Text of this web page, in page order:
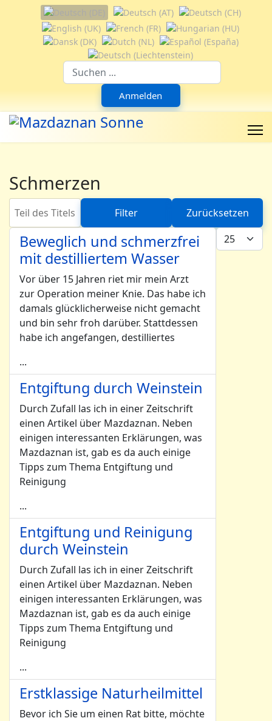
Sprache auswählen
Anmelden
Schmerzen
Teil des Titels eingeben
Filter
Zurücksetzen
Anzeige #
Beweglich und schmerzfrei
mit destilliertem Wasser
Vor über 15 Jahren riet mir mein Arzt
zur Operation meiner Knie. Das habe ich
damals glücklicherweise nicht gemacht
und bin sehr froh darüber. Stattdessen
habe ich angefangen, destilliertes
...
Entgiftung durch Weinstein
Durch Zufall las ich in einer Zeitschrift
einen Artikel über Mazdaznan. Neben
einigen interessanten Erklärungen, was
Mazdaznan ist, gab es da auch einige
Tipps zum Thema Entgiftung und
Reinigung
...
Entgiftung und Reinigung
durch Weinstein
Durch Zufall las ich in einer Zeitschrift
einen Artikel über Mazdaznan. Neben
einigen interessanten Erklärungen, was
Mazdaznan ist, gab es da auch einige
Tipps zum Thema Entgiftung und
Reinigung
...
Erstklassige Naturheilmittel
Bevor ich Sie um einen Rat bitte, möchte